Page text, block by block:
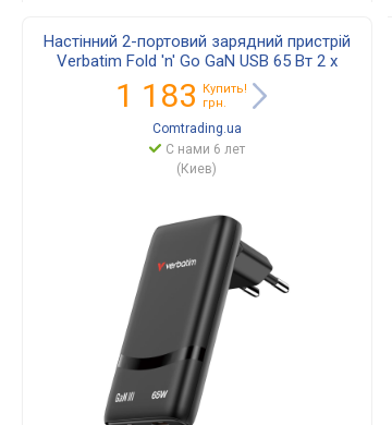
Настінний 2-портовий зарядний пристрій
Verbatim Fold 'n' Go GaN USB 65 Вт 2 x
USB-C (чорний)' 32354
1 183
Купить!
грн.
Comtrading.ua
С нами 6 лет
(Киев)